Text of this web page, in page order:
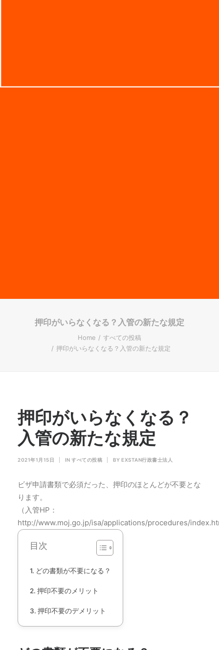
押印がいらなくなる？入管の新たな規定
Home
すべての投稿
押印がいらなくなる？入管の新たな規定
押印がいらなくなる？
入管の新たな規定
2021年1月15日 IN すべての投稿 BY EXSTAN行政書士法人
ビザ申請書類で必須だった、押印のほとんどが不要とな
ります。
（入管HP：
http://www.moj.go.jp/isa/applications/procedures/
目次
どの書類が不要になる？
押印不要のメリット
押印不要のデメリット